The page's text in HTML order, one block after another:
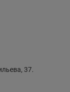
37.